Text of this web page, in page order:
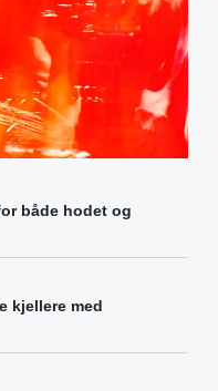
både hodet og
kjellere med